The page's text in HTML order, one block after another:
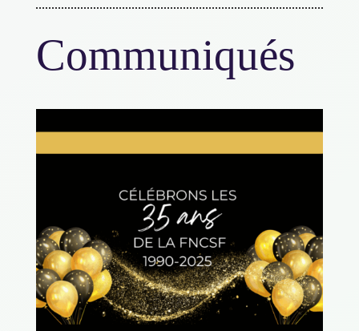
Communiqués